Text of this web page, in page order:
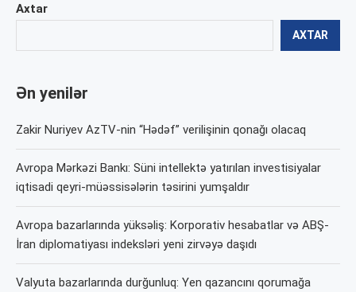
Axtar
AXTAR
Ən yenilər
Zakir Nuriyev AzTV-nin “Hədəf” verilişinin qonağı olacaq
Avropa Mərkəzi Bankı: Süni intellektə yatırılan investisiyalar
iqtisadi qeyri-müəssisələrin təsirini yumşaldır
Avropa bazarlarında yüksəliş: Korporativ hesabatlar və ABŞ-
İran diplomatiyası indeksləri yeni zirvəyə daşıdı
Valyuta bazarlarında durğunluq: Yen qazancını qorumağa